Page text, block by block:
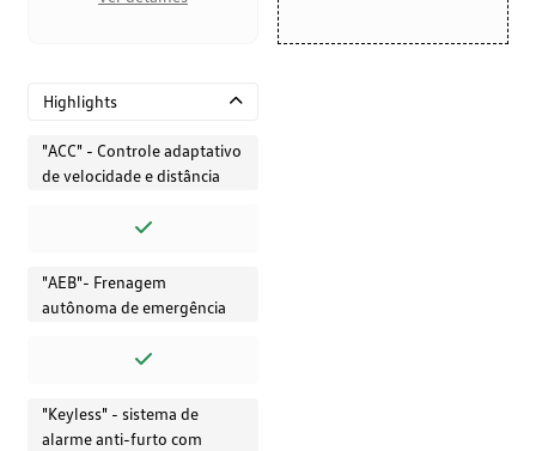
Highlights
"ACC" - Controle adaptativo
de velocidade e distância
"AEB"- Frenagem
autônoma de emergência
"Keyless" - sistema de
alarme anti-furto com